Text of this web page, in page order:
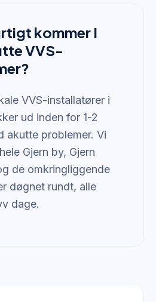
kommer I
VVS-
VVS-installatører i
ud inden for 1-2
akutte problemer. Vi
Gjern by, Gjern
de omkringliggende
døgnet rundt, alle
dage.